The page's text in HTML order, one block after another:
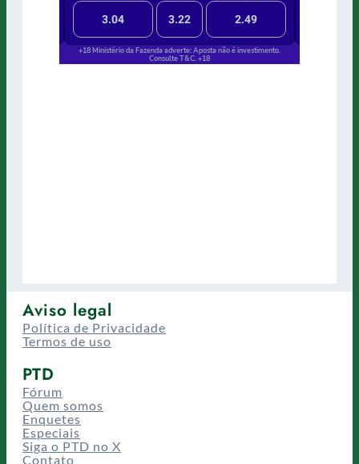
Aviso legal
Política de Privacidade
Termos de uso
PTD
Fórum
Quem somos
Enquetes
Especiais
Siga o PTD no X
Contato